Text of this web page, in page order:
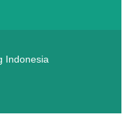
Indonesia